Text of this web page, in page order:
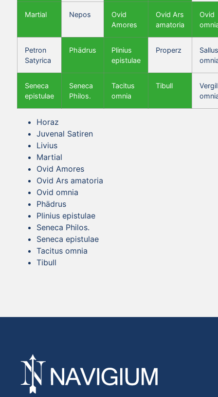
Martial Nepos
Ovid
Amores
Ovid Ars
amatoria
Ovid
Petron
Satyrica
Phädrus
Plinius
epistulae
Properz
Seneca
epistulae
Seneca
Philos.
Tacitus
omnia
Tibull
Vergil
Horaz
Juvenal Satiren
Livius
Martial
Ovid Amores
Ovid Ars amatoria
Ovid omnia
Phädrus
Plinius epistulae
Seneca Philos.
Seneca epistulae
Tacitus omnia
Tibull